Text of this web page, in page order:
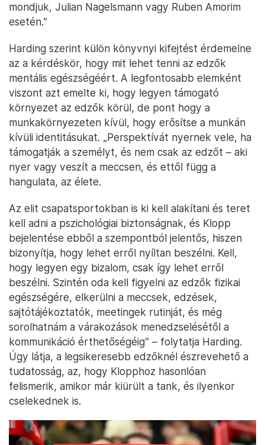
mondjuk, Julian Nagelsmann vagy Ruben Amorim
esetén.”
Harding szerint külön könyvnyi kifejtést érdemelne
az a kérdéskör, hogy mit lehet tenni az edzők
mentális egészségéért. A legfontosabb elemként
viszont azt emelte ki, hogy legyen támogató
környezet az edzők körül, de pont hogy a
munkakörnyezeten kívül, hogy erősítse a munkán
kívüli identitásukat. „Perspektívát nyernek vele, ha
támogatják a személyt, és nem csak az edzőt – aki
nyer vagy veszít a meccsen, és ettől függ a
hangulata, az élete.
Az elit csapatsportokban is ki kell alakítani és teret
kell adni a pszichológiai biztonságnak, és Klopp
bejelentése ebből a szempontból jelentős, hiszen
bizonyítja, hogy lehet erről nyíltan beszélni. Kell,
hogy legyen egy bizalom, csak így lehet erről
beszélni. Szintén oda kell figyelni az edzők fizikai
egészségére, elkerülni a meccsek, edzések,
sajtótájékoztatók, meetingek rutinját, és még
sorolhatnám a várakozások menedzselésétől a
kommunikáció érthetőségéig” – folytatja Harding.
Úgy látja, a legsikeresebb edzőknél észrevehető a
tudatosság, az, hogy Klopphoz hasonlóan
felismerik, amikor már kiürült a tank, és ilyenkor
cselekednek is.